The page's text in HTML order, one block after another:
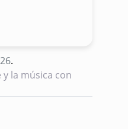
.
y la música con